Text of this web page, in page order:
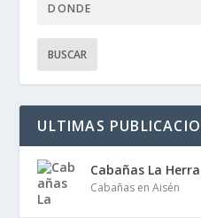
ULTIMAS
Cabañas La
Cabañas en Aisén